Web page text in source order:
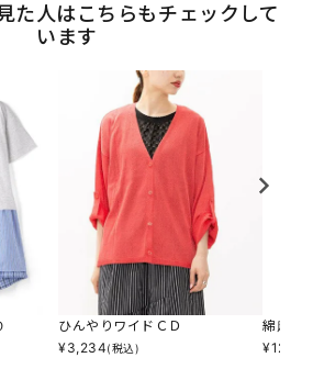
た人はこちらもチェックして
います
ひんやりワイドＣＤ
¥3,234(税込)
綿麻で
¥